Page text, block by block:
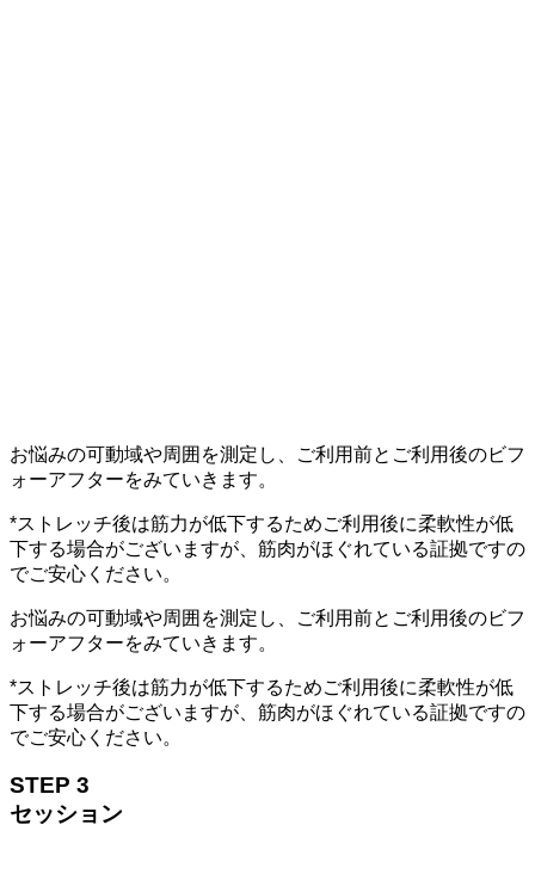
お悩みの可動域や周囲を測定し、ご利用前とご利用後のビフ
ォーアフターをみていきます。
*ストレッチ後は筋力が低下するためご利用後に柔軟性が低
下する場合がございますが、筋肉がほぐれている証拠ですの
でご安心ください。
お悩みの可動域や周囲を測定し、ご利用前とご利用後のビフ
ォーアフターをみていきます。
*ストレッチ後は筋力が低下するためご利用後に柔軟性が低
下する場合がございますが、筋肉がほぐれている証拠ですの
でご安心ください。
STEP 3
セッション